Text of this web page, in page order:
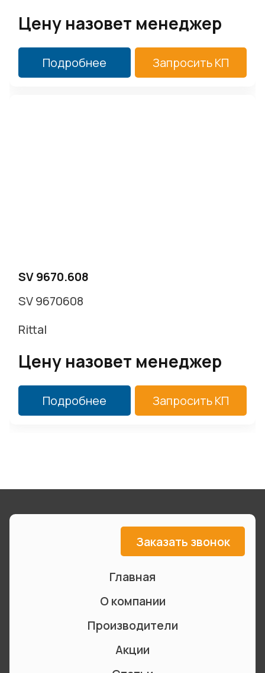
Цену назовет менеджер
Подробнее Запросить КП
SV 9670.608
SV 9670608
Rittal
Цену назовет менеджер
Подробнее Запросить КП
Заказать звонок
Главная
О компании
Производители
Акции